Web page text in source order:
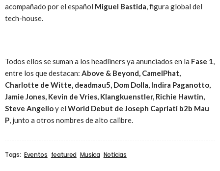
acompañado por el español Miguel Bastida, figura global del
tech-house.
Todos ellos se suman a los headliners ya anunciados en la Fase 1,
entre los que destacan: Above & Beyond, CamelPhat,
Charlotte de Witte, deadmau5, Dom Dolla, Indira Paganotto,
Jamie Jones, Kevin de Vries, Klangkuenstler, Richie Hawtin,
Steve Angelloy el World Debut de Joseph Capriati b2b Mau
P, junto a otros nombres de alto calibre.
Tags: Eventos featured Musica Noticias